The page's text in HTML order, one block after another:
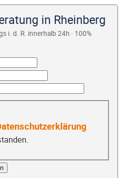
in Rheinberg
i. d. R. innerhalb 24h · 100%